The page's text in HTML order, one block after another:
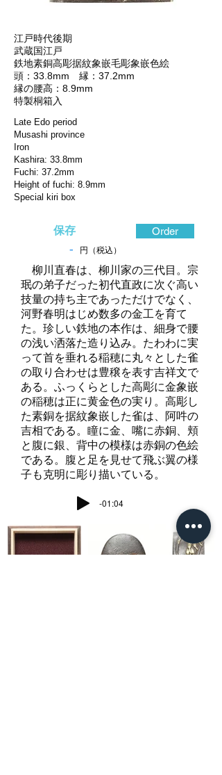
江戸時代後期
武蔵国江戸
鉄地素銅高彫据紋象嵌毛彫象嵌色絵
頭：33.8mm 縁：37.2mm
縁の腰高：8.9mm
特製桐箱入
Late Edo period
Musashi province
Iron
Kashira: 33.8mm
Fuchi: 37.2mm
Height of fuchi: 8.9mm
Special kiri box
保存
- 円（税込）
Order
柳川直春は、柳川家の三代目。宗
珉の弟子だった初代直政に次ぐ高い
技量の持ち主であっただけでなく、
河野春明はじめ数多の金工を育て
た。珍しい鉄地の本作は、細身で腰
の浅い洒落た造り込み。たわわに実
って首を垂れる稲穂に丸々とした雀
の取り合わせは豊穣を表す吉祥文で
ある。ふっくらとした高彫に金象嵌
の稲穂は正に黄金色の実り。高彫し
た素銅を据紋象嵌した雀は、阿吽の
吉相である。瞳に金、嘴に赤銅、頬
と腹に銀、背中の模様は赤銅の色絵
である。腹と足を見せて飛ぶ翼の様
子も克明に彫り描いている。
-01:04